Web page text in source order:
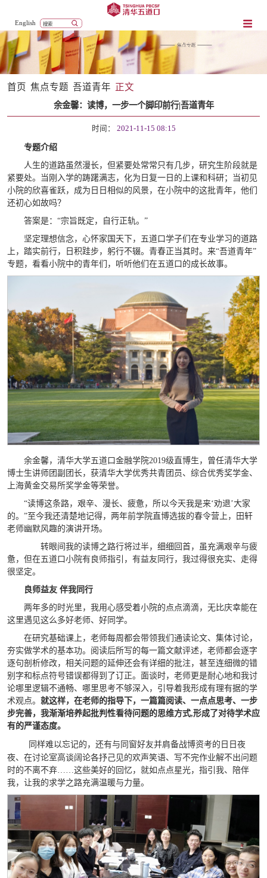
English
首页 焦点专题 吾道青年 正文
余金馨：读博，一步一个脚印前行|吾道青年
时间： 2021-11-15 08:15
专题介绍
人生的道路虽然漫长，但紧要处常常只有几步，研究生阶段就是
紧要处。当刚入学的踌躇满志，化为日复一日的上课和科研；当初见
小院的欣喜雀跃，成为日日相似的风景，在小院中的这批青年，他们
还初心如故吗？
答案是：“宗旨既定，自行正轨。”
坚定理想信念，心怀家国天下，五道口学子们在专业学习的道路
上，踏实前行，日积跬步，躬行不辍。青春正当其时。来“吾道青年”
专题，看看小院中的青年们，听听他们在五道口的成长故事。
余金馨，清华大学五道口金融学院2019级直博生，曾任清华大学
博士生讲师团副团长，获清华大学优秀共青团员、综合优秀奖学金、
上海黄金交易所奖学金等荣誉。
“读博这条路，艰辛、漫长、疲惫，所以今天我是来‘劝退’大家
的。”至今我还清楚地记得，两年前学院直博选拔的春令营上，田轩
老师幽默风趣的演讲开场。
转眼间我的读博之路行将过半，细细回首，虽充满艰辛与疲
惫，但在五道口小院有良师指引，有益友同行，我过得很充实、走得
很坚定。
良师益友 伴我同行
两年多的时光里，我用心感受着小院的点点滴滴，无比庆幸能在
这里遇见这么多好老师、好同学。
在研究基础课上，老师每周都会带领我们通读论文、集体讨论，
夯实做学术的基本功。阅读后所写的每一篇文献评述，老师都会逐字
逐句剖析修改，相关问题的延伸还会有详细的批注，甚至连细微的错
别字和标点符号错误都得到了订正。面谈时，老师更是耐心地和我讨
论哪里逻辑不通畅、哪里思考不够深入，引导着我形成有理有据的学
术观点。 就这样，在老师的指导下， 一篇篇阅读、一点点思考、一步
步完善，我渐渐培养起批判性看待问题的思维方式,形成了对待学术应
有的严谨态度。
同样难以忘记的，还有与同窗好友并肩备战博资考的日日夜
夜、在讨论室高谈阔论各抒己见的欢声笑语、写不完作业解不出问题
时的不离不弃……这些美好的回忆，就如点点星光，指引我、陪伴
我，让我的求学之路充满温暖与力量。